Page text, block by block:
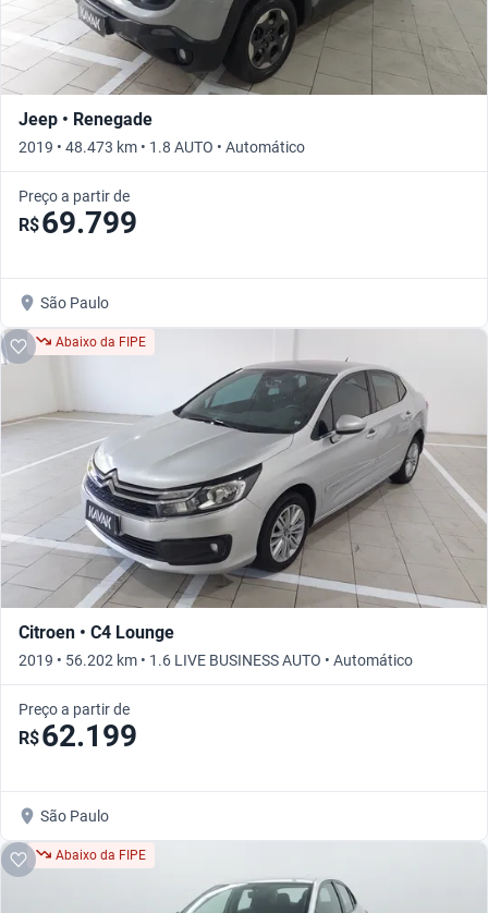
Jeep • Renegade
2019 • 48.473 km • 1.8 AUTO • Automático
Preço a partir de
R$69.799
São Paulo
Abaixo da FIPE
Citroen • C4 Lounge
2019 • 56.202 km • 1.6 LIVE BUSINESS AUTO • Automático
Preço a partir de
R$62.199
São Paulo
Abaixo da FIPE